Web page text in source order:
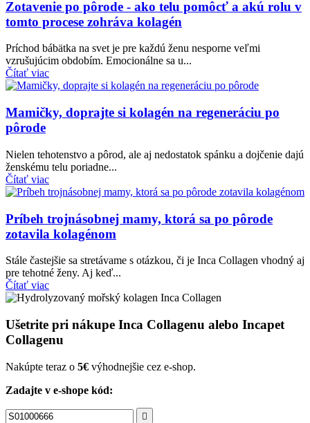
Zotavenie po pôrode - ako telu pomôcť a akú rolu v
tomto procese zohráva kolagén
Príchod bábätka na svet je pre každú ženu nesporne veľmi
vzrušujúcim obdobím. Emocionálne sa u...
Čítať viac
Mamičky, doprajte si kolagén na regeneráciu po
pôrode
Nielen tehotenstvo a pôrod, ale aj nedostatok spánku a dojčenie dajú
ženskému telu poriadne...
Čítať viac
Príbeh trojnásobnej mamy, ktorá sa po pôrode
zotavila kolagénom
Stále častejšie sa stretávame s otázkou, či je Inca Collagen vhodný aj
pre tehotné ženy. Aj keď...
Čítať viac
Ušetrite pri nákupe Inca Collagenu alebo Incapet
Collagenu
Nakúpte teraz o 5€ výhodnejšie cez e-shop.
Zadajte v e-shope kód:
